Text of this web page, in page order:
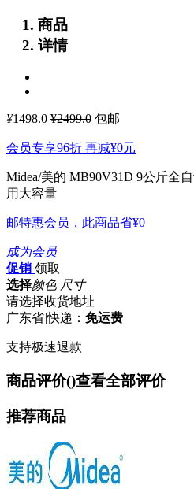
商品
详情
¥1498.0 ¥2499.0 包邮
会员专享96折 再减¥0元
Midea/美的 MB90V31D 9公斤全
用大容量
邮特惠会员，此商品省¥0
成为会员
促销 领取
选择颜色 尺寸
请选择收货地址
广东省|快递： 免运费
支持极速退款
商品评价()查看全部评价
推荐商品